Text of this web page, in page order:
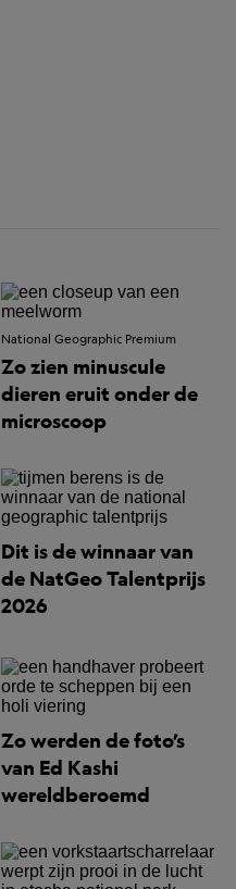
National Geographic Premium
Zo zien minuscule
dieren eruit onder de
microscoop
Dit is de winnaar van
de NatGeo Talentprijs
2026
Zo werden de foto’s
van Ed Kashi
wereldberoemd